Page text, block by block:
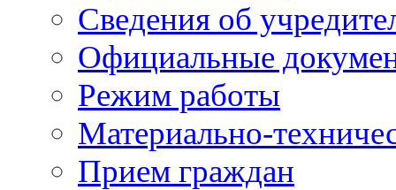
Сведения об
Официальные
Режим работы
Материально-
Прием граждан